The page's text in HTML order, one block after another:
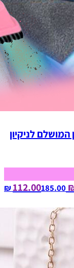
לניקיון
₪
185.00‏ ₪